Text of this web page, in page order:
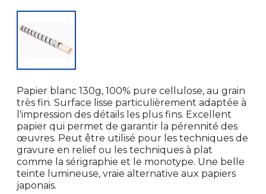
Papier blanc 130g, 100% pure cellulose, au grain
très fin. Surface lisse particulièrement adaptée à
l'impression des détails les plus fins. Excellent
papier qui permet de garantir la pérennité des
œuvres. Peut être utilisé pour les techniques de
gravure en relief ou les techniques à plat
comme la sérigraphie et le monotype. Une belle
teinte lumineuse, vraie alternative aux papiers
japonais.